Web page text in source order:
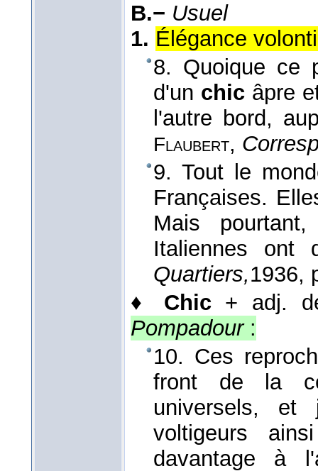
B.− Usuel
1. Élégance
8. Quoique ce
d'un chic âpre
l'autre bord,
Flaubert,
9. Tout le
Françaises.
Mais
Italiennes ont
Quartiers,1936,
♦ Chic+ adj.
Pompadour:
10. Ces
front de la
universels, et
voltigeurs
davantage à